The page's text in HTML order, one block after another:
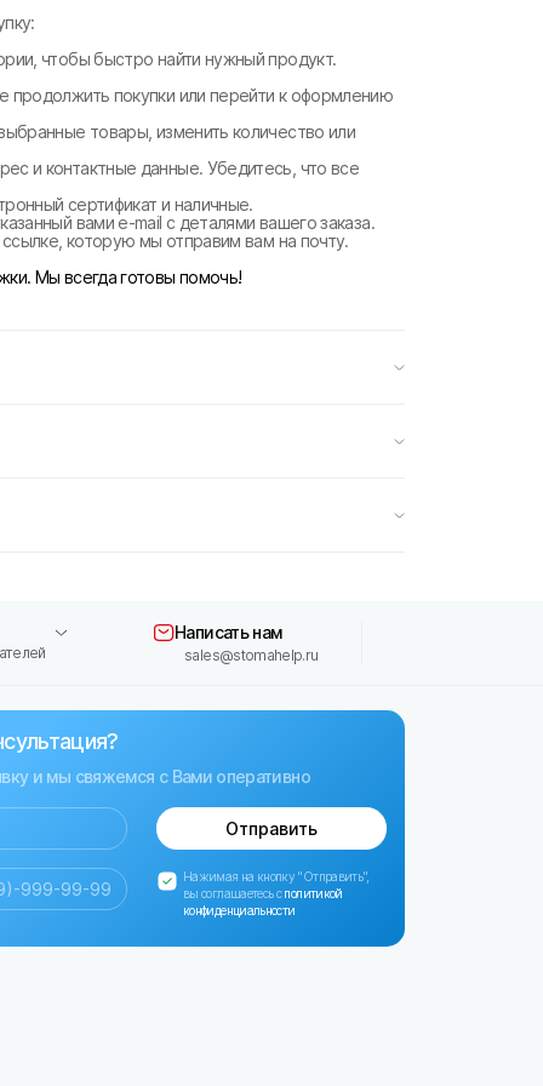
чтобы быстро найти нужный продукт.
продолжить покупки или перейти к оформлению
товары, изменить количество или
и контактные данные. Убедитесь, что все
сертификат и наличные.
вами e-mail с деталями вашего заказа.
которую мы отправим вам на почту.
Мы всегда готовы помочь!
Написать нам
sales@stomahelp.ru
и мы свяжемся с Вами оперативно
Отправить
Нажимая на кнопку "Отправить",
вы соглашаетесь сполитикой
конфиденциальности